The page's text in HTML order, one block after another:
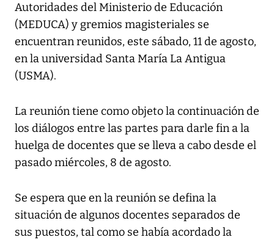
Autoridades del Ministerio de Educación
(MEDUCA) y gremios magisteriales se
encuentran reunidos, este sábado, 11 de agosto,
en la universidad Santa María La Antigua
(USMA).
La reunión tiene como objeto la continuación de
los diálogos entre las partes para darle fin a la
huelga de docentes que se lleva a cabo desde el
pasado miércoles, 8 de agosto.
Se espera que en la reunión se defina la
situación de algunos docentes separados de
sus puestos, tal como se había acordado la